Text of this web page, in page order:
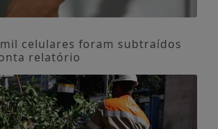
celulares foram subtraídos
relatório